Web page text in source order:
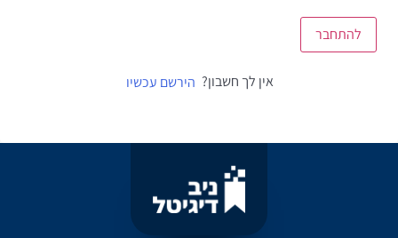
להתחבר
אין לך חשבון? הירשם עכשיו